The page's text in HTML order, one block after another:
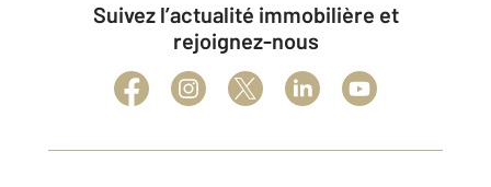
Suivez l’actualité immobilière et
rejoignez-nous